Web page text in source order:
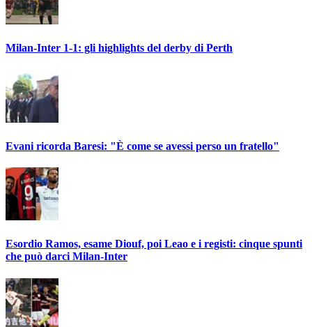
Milan-Inter 1-1: gli highlights del derby di Perth
Evani ricorda Baresi: "È come se avessi perso un fratello"
Esordio Ramos, esame Diouf, poi Leao e i registi: cinque spunti
che può darci Milan-Inter